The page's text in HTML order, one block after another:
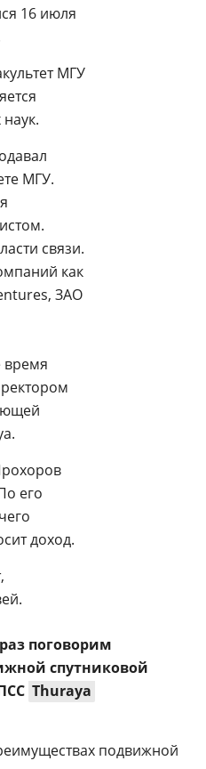
16 июля
МГУ
МГУ.
связи.
как
ЗАО
время
его
доход.
поговорим
спутниковой
Thuraya
подвижной